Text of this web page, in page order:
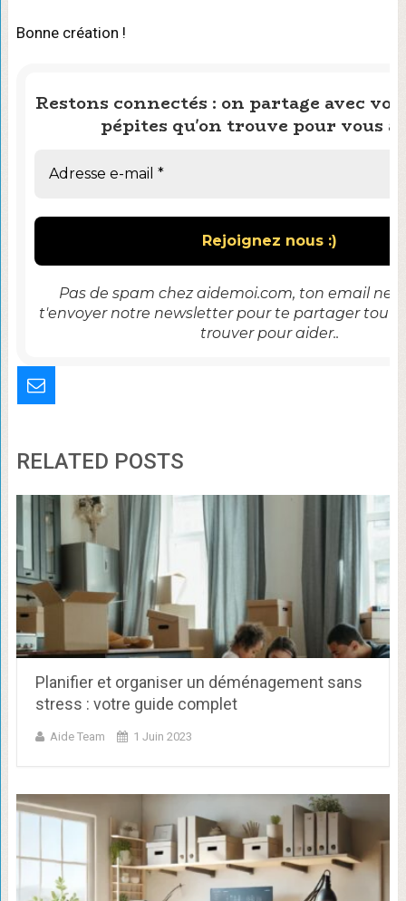
Bonne création !
Restons connectés : on partage avec
pépites qu'on trouve pour vous
Pas de spam chez aidemoi.com, ton email ne
t'envoyer notre newsletter pour te partager tout
trouver pour aider..
RELATED POSTS
Planifier et organiser un déménagement sans
stress : votre guide complet
Aide Team 1 Juin 2023